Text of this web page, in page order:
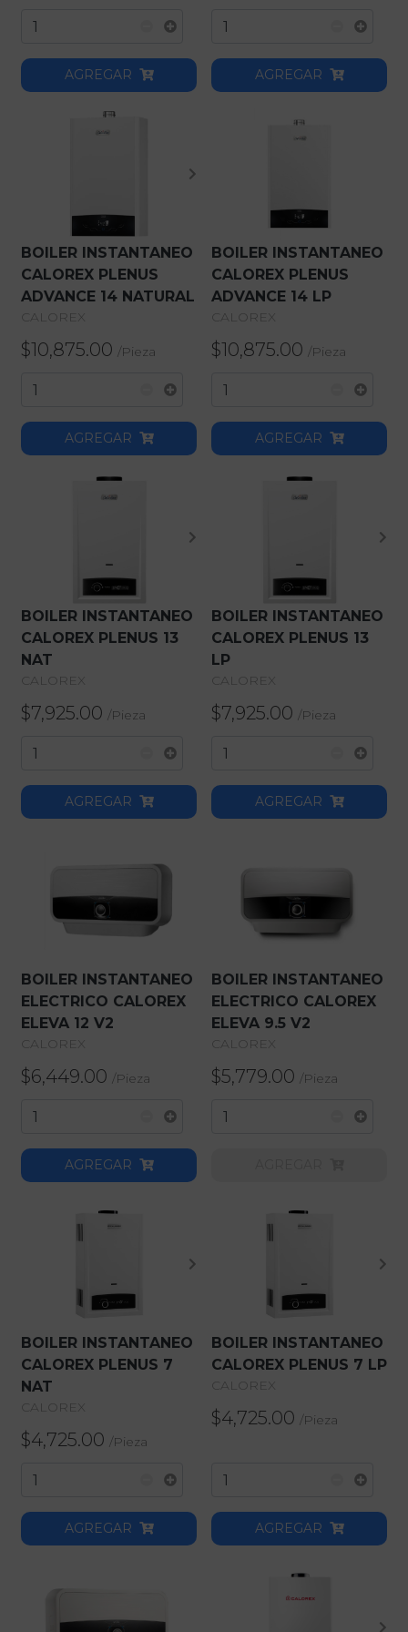
Adhesivos
Baño
Calefactores
Cocina
Griferia
Hogar
Institucional
Mosaicos
Muebles
Piedras
Pisos
AGREGAR AGREGAR
BOILER INSTANTANEO
CALOREX PLENUS
ADVANCE 14 NATURAL
CALOREX
$10,875.00 /Pieza
AGREGAR
BOILER INSTANTANEO
CALOREX PLENUS
ADVANCE 14 LP
CALOREX
$10,875.00 /Pieza
AGREGAR
BOILER INSTANTANEO
CALOREX PLENUS 13
NAT
CALOREX
$7,925.00 /Pieza
AGREGAR
BOILER INSTANTANEO
CALOREX PLENUS 13
LP
CALOREX
$7,925.00 /Pieza
AGREGAR
BOILER INSTANTANEO
ELECTRICO CALOREX
ELEVA 12 V2
CALOREX
$6,449.00 /Pieza
AGREGAR
BOILER INSTANTANEO
ELECTRICO CALOREX
ELEVA 9.5 V2
CALOREX
$5,779.00 /Pieza
BOILER INSTANTANEO
CALOREX PLENUS 7
NAT
CALOREX
$4,725.00 /Pieza
AGREGAR
BOILER INSTANTANEO
CALOREX PLENUS 7 LP
CALOREX
$4,725.00 /Pieza
AGREGAR